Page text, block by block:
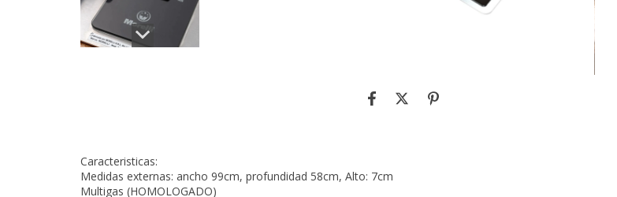
Caracteristicas:
Medidas externas: ancho 99cm, profundidad 58cm, Alto: 7cm
Multigas (HOMOLOGADO)